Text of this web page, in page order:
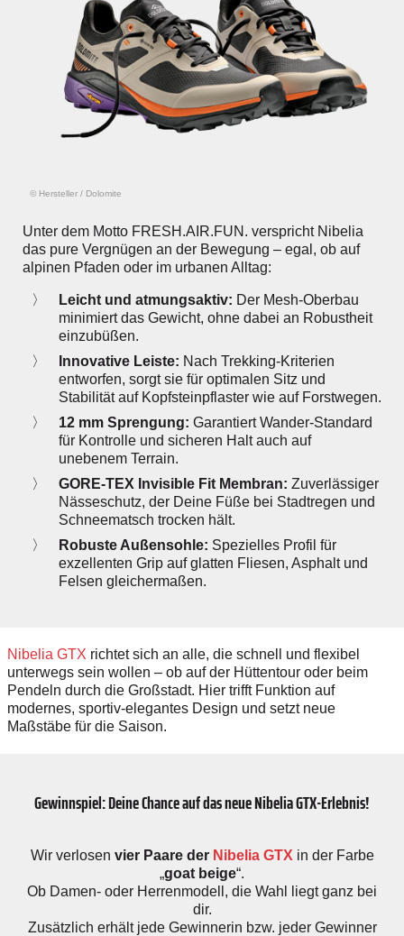
© Hersteller / Dolomite
Unter dem Motto FRESH.AIR.FUN. verspricht Nibelia
das pure Vergnügen an der Bewegung – egal, ob auf
alpinen Pfaden oder im urbanen Alltag:
Leicht und atmungsaktiv: Der Mesh-Oberbau
minimiert das Gewicht, ohne dabei an Robustheit
einzubüßen.
Innovative Leiste: Nach Trekking-Kriterien
entworfen, sorgt sie für optimalen Sitz und
Stabilität auf Kopfsteinpflaster wie auf Forstwegen.
12 mm Sprengung: Garantiert Wander-Standard
für Kontrolle und sicheren Halt auch auf
unebenem Terrain.
GORE-TEX Invisible Fit Membran: Zuverlässiger
Nässeschutz, der Deine Füße bei Stadtregen und
Schneematsch trocken hält.
Robuste Außensohle: Spezielles Profil für
exzellenten Grip auf glatten Fliesen, Asphalt und
Felsen gleichermaßen.
Nibelia GTX richtet sich an alle, die schnell und flexibel
unterwegs sein wollen – ob auf der Hüttentour oder beim
Pendeln durch die Großstadt. Hier trifft Funktion auf
modernes, sportiv-elegantes Design und setzt neue
Maßstäbe für die Saison.
Gewinnspiel: Deine Chance auf das neue Nibelia GTX-Erlebnis!
Wir verlosen vier Paare der Nibelia GTX in der Farbe
„goat beige“.
Ob Damen- oder Herrenmodell, die Wahl liegt ganz bei
dir.
Zusätzlich erhält jede Gewinnerin bzw. jeder Gewinner